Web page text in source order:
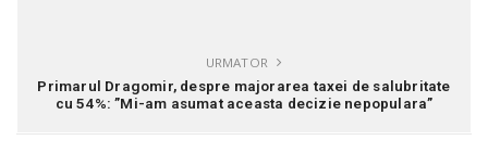
URMATOR
Primarul Dragomir, despre majorarea taxei de salubritate
cu 54%: ”Mi-am asumat aceasta decizie nepopulara”